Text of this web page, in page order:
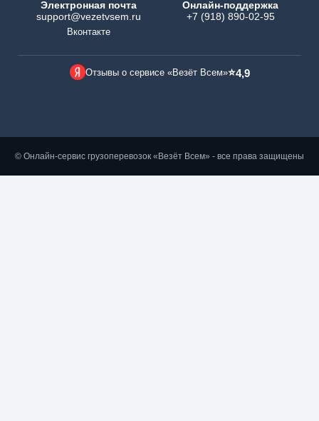
Электронная почта
support@vezetvsem.ru
Вконтакте
Онлайн-поддержка
+7 (918) 890-02-95
Отзывы о сервисе «Везёт Всем»⭐4,9
© Онлайн-сервис грузоперевозок «Везёт Всем» - все права защищены